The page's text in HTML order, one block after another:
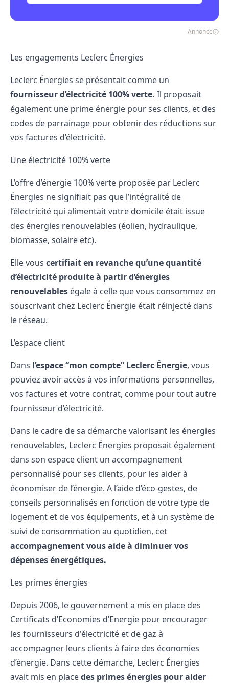
Annonce
Les engagements Leclerc Énergies
Leclerc Énergies se présentait comme un
fournisseur d’électricité 100% verte. Il proposait
également une prime énergie pour ses clients, et des
codes de parrainage pour obtenir des réductions sur
vos factures d’électricité.
Une électricité 100% verte
L’offre d’énergie 100% verte proposée par Leclerc
Énergies ne signifiait pas que l’intégralité de
l’électricité qui alimentait votre domicile était issue
des énergies renouvelables (éolien, hydraulique,
biomasse, solaire etc).
Elle vous certifiait en revanche qu’une quantité
d’électricité produite à partir d’énergies
renouvelables égale à celle que vous consommez en
souscrivant chez Leclerc Énergie était réinjecté dans
le réseau.
L’espace client
Dans l’espace “mon compte” Leclerc Énergie, vous
pouviez avoir accès à vos informations personnelles,
vos factures et votre contrat, comme pour tout autre
fournisseur d’électricité.
Dans le cadre de sa démarche valorisant les énergies
renouvelables, Leclerc Énergies proposait également
dans son espace client un accompagnement
personnalisé pour ses clients, pour les aider à
économiser de l’énergie. A l’aide d’éco-gestes, de
conseils personnalisés en fonction de votre type de
logement et de vos équipements, et à un système de
suivi de consommation au quotidien, cet
accompagnement vous aide à diminuer vos
dépenses énergétiques.
Les primes énergies
Depuis 2006, le gouvernement a mis en place des
Certificats d’Economies d’Energie pour encourager
les fournisseurs d'électricité et de gaz à
accompagner leurs clients à faire des économies
d’énergie. Dans cette démarche, Leclerc Énergies
avait mis en placedes primes énergies pour aider